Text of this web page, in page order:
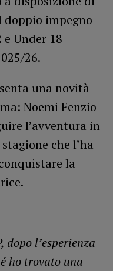
doppio impegno
Under 18
26.
una novità
Noemi Fenzio
l’avventura in
che l’ha
la
dopo l’esperienza
ho trovato una